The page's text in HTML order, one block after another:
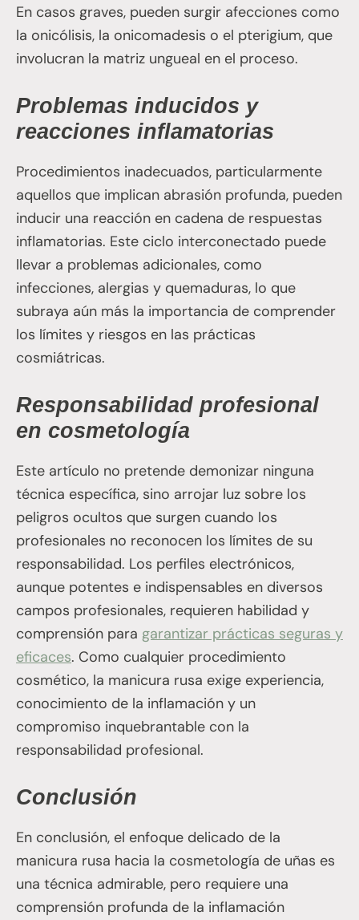
En casos graves, pueden surgir afecciones como
la onicólisis, la onicomadesis o el pterigium, que
involucran la matriz ungueal en el proceso.
Problemas inducidos y
reacciones inflamatorias
Procedimientos inadecuados, particularmente
aquellos que implican abrasión profunda, pueden
inducir una reacción en cadena de respuestas
inflamatorias. Este ciclo interconectado puede
llevar a problemas adicionales, como
infecciones, alergias y quemaduras, lo que
subraya aún más la importancia de comprender
los límites y riesgos en las prácticas
cosmiátricas.
Responsabilidad profesional
en cosmetología
Este artículo no pretende demonizar ninguna
técnica específica, sino arrojar luz sobre los
peligros ocultos que surgen cuando los
profesionales no reconocen los límites de su
responsabilidad. Los perfiles electrónicos,
aunque potentes e indispensables en diversos
campos profesionales, requieren habilidad y
comprensión para garantizar prácticas seguras y
eficaces. Como cualquier procedimiento
cosmético, la manicura rusa exige experiencia,
conocimiento de la inflamación y un
compromiso inquebrantable con la
responsabilidad profesional.
Conclusión
En conclusión, el enfoque delicado de la
manicura rusa hacia la cosmetología de uñas es
una técnica admirable, pero requiere una
comprensión profunda de la inflamación